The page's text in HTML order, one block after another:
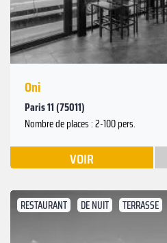
Oni
Paris 11 (75011)
Nombre de places : 2-100 pers.
VOIR
RESTAURANT DE NUIT TERRASSE